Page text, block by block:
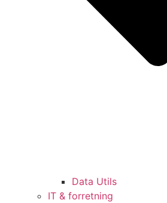
Data Utils
IT & forretning